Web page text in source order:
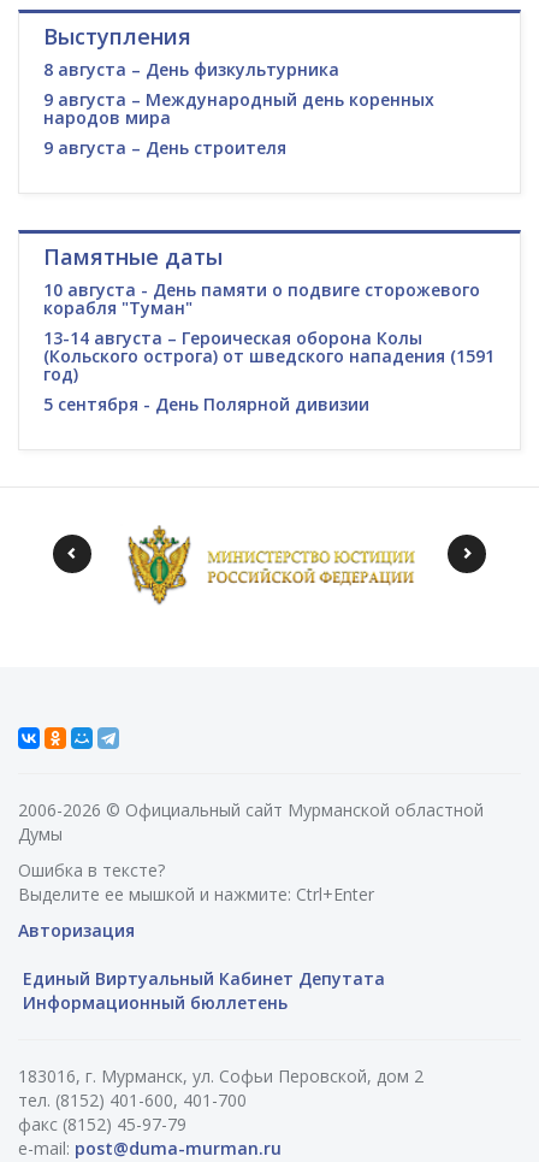
Выступления
8 августа – День физкультурника
9 августа – Международный день коренных
народов мира
9 августа – День строителя
Памятные даты
10 августа - День памяти о подвиге сторожевого
корабля "Туман"
13-14 августа – Героическая оборона Колы
(Кольского острога) от шведского нападения (1591
год)
5 сентября - День Полярной дивизии
2006-2026 © Официальный сайт Мурманской областной
Думы
Ошибка в тексте?
Выделите ее мышкой и нажмите: Ctrl+Enter
Авторизация
Единый Виртуальный Кабинет Депутата
Информационный бюллетень
183016, г. Мурманск, ул. Софьи Перовской, дом 2
тел. (8152) 401-600, 401-700
факс (8152) 45-97-79
e-mail: post@duma-murman.ru